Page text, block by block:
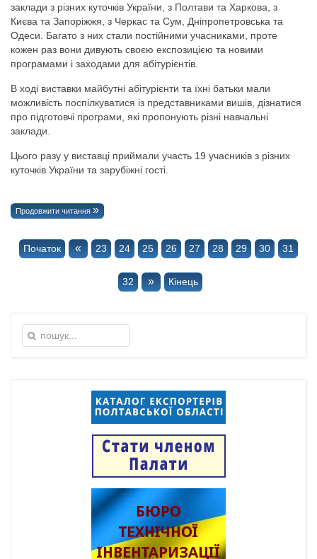
заклади з різних куточків України, з Полтави та Харкова, з
Києва та Запоріжжя, з Черкас та Сум, Дніпропетровська та
Одеси. Багато з них стали постійними учасниками, проте
кожен раз вони дивують своєю експозицією та новими
програмами і заходами для абітурієнтів.
В ході виставки майбутні абітурієнти та їхні батьки мали
можливість поспілкуватися із представниками вишів, дізнатися
про підготовчі програми, які пропонують різні навчальні
заклади.
Цього разу у виставці приймали участь 19 учасників з різних
куточків України та зарубіжні гості.
Продовжити читання
Початок « 23 24 25 26 27 28 29 30 31
32 » Кінець